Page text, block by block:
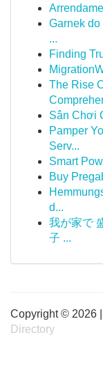
Garnek
...
Finding
The Rise
Sân Chơi
Pamper
Serv...
Smart
Buy
d...
我が家で
子 ...
Copyright © 2026 |
Directory